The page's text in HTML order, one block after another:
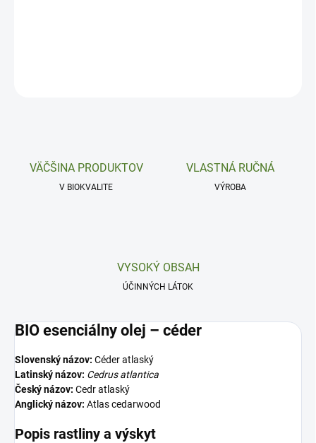
VÄČŠINA PRODUKTOV
V BIOKVALITE
VLASTNÁ RUČNÁ
VÝROBA
VYSOKÝ OBSAH
ÚČINNÝCH LÁTOK
BIO esenciálny olej – céder
Slovenský názov: Céder atlaský
Latinský názov: Cedrus atlantica
Český názov: Cedr atlaský
Anglický názov: Atlas cedarwood
Popis rastliny a výskyt